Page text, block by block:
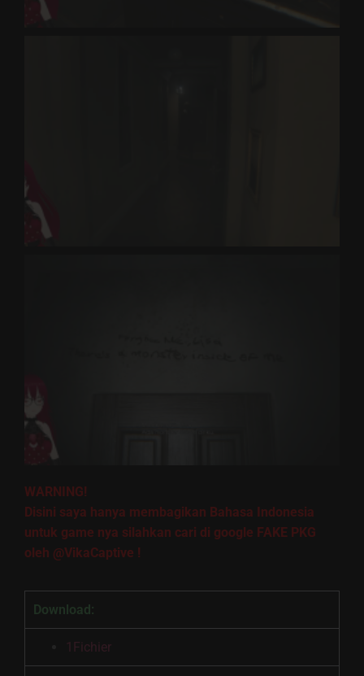
WARNING!
Disini saya hanya membagikan Bahasa Indonesia
untuk game nya silahkan cari di google FAKE PKG
oleh @VikaCaptive !
Download:
1Fichier